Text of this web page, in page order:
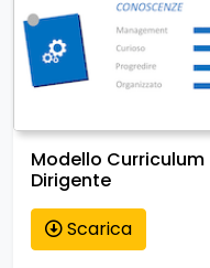
Modello Curriculum
Dirigente
Scarica